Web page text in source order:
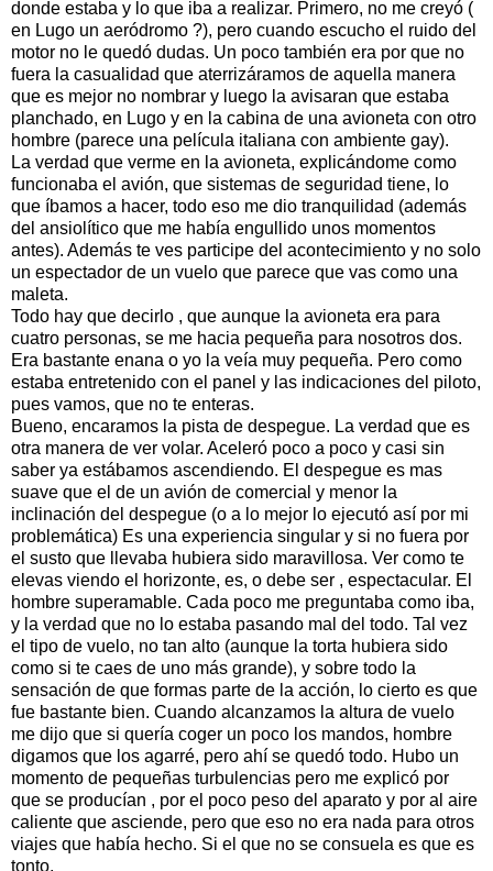
donde estaba y lo que iba a realizar. Primero, no me creyó (
en Lugo un aeródromo ?), pero cuando escucho el ruido del
motor no le quedó dudas. Un poco también era por que no
fuera la casualidad que aterrizáramos de aquella manera
que es mejor no nombrar y luego la avisaran que estaba
planchado, en Lugo y en la cabina de una avioneta con otro
hombre (parece una película italiana con ambiente gay).
La verdad que verme en la avioneta, explicándome como
funcionaba el avión, que sistemas de seguridad tiene, lo
que íbamos a hacer, todo eso me dio tranquilidad (además
del ansiolítico que me había engullido unos momentos
antes). Además te ves participe del acontecimiento y no solo
un espectador de un vuelo que parece que vas como una
maleta.
Todo hay que decirlo , que aunque la avioneta era para
cuatro personas, se me hacia pequeña para nosotros dos.
Era bastante enana o yo la veía muy pequeña. Pero como
estaba entretenido con el panel y las indicaciones del piloto,
pues vamos, que no te enteras.
Bueno, encaramos la pista de despegue. La verdad que es
otra manera de ver volar. Aceleró poco a poco y casi sin
saber ya estábamos ascendiendo. El despegue es mas
suave que el de un avión de comercial y menor la
inclinación del despegue (o a lo mejor lo ejecutó así por mi
problemática) Es una experiencia singular y si no fuera por
el susto que llevaba hubiera sido maravillosa. Ver como te
elevas viendo el horizonte, es, o debe ser , espectacular. El
hombre superamable. Cada poco me preguntaba como iba,
y la verdad que no lo estaba pasando mal del todo. Tal vez
el tipo de vuelo, no tan alto (aunque la torta hubiera sido
como si te caes de uno más grande), y sobre todo la
sensación de que formas parte de la acción, lo cierto es que
fue bastante bien. Cuando alcanzamos la altura de vuelo
me dijo que si quería coger un poco los mandos, hombre
digamos que los agarré, pero ahí se quedó todo. Hubo un
momento de pequeñas turbulencias pero me explicó por
que se producían , por el poco peso del aparato y por al aire
caliente que asciende, pero que eso no era nada para otros
viajes que había hecho. Si el que no se consuela es que es
tonto.